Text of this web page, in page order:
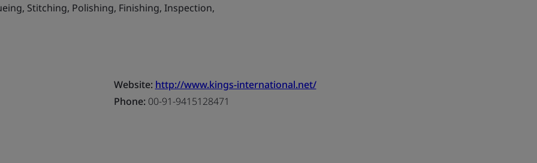
Stitching, Polishing, Finishing, Inspection,
Website: http://www.kings-international.net/
Phone:00-91-9415128471